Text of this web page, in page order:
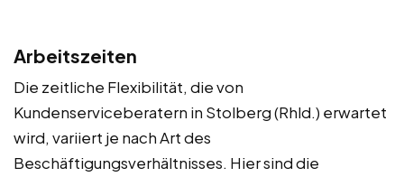
Arbeitszeiten
Die zeitliche Flexibilität, die von
Kundenserviceberatern in Stolberg (Rhld.) erwartet
wird, variiert je nach Art des
Beschäftigungsverhältnisses. Hier sind die